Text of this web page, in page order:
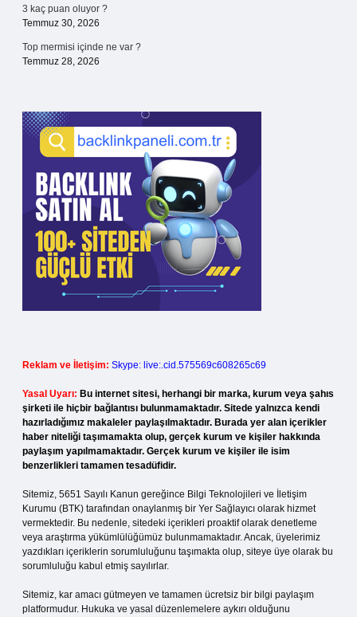
3 kaç puan oluyor ?
Temmuz 30, 2026
Top mermisi içinde ne var ?
Temmuz 28, 2026
Reklam ve İletişim: Skype: live:.cid.575569c608265c69
Yasal Uyarı: Bu internet sitesi, herhangi bir marka, kurum veya şahıs
şirketi ile hiçbir bağlantısı bulunmamaktadır. Sitede yalnızca kendi
hazırladığımız makaleler paylaşılmaktadır. Burada yer alan içerikler
haber niteliği taşımamakta olup, gerçek kurum ve kişiler hakkında
paylaşım yapılmamaktadır. Gerçek kurum ve kişiler ile isim
benzerlikleri tamamen tesadüfidir.
Sitemiz, 5651 Sayılı Kanun gereğince Bilgi Teknolojileri ve İletişim
Kurumu (BTK) tarafından onaylanmış bir Yer Sağlayıcı olarak hizmet
vermektedir. Bu nedenle, sitedeki içerikleri proaktif olarak denetleme
veya araştırma yükümlülüğümüz bulunmamaktadır. Ancak, üyelerimiz
yazdıkları içeriklerin sorumluluğunu taşımakta olup, siteye üye olarak bu
sorumluluğu kabul etmiş sayılırlar.
Sitemiz, kar amacı gütmeyen ve tamamen ücretsiz bir bilgi paylaşım
platformudur. Hukuka ve yasal düzenlemelere aykırı olduğunu